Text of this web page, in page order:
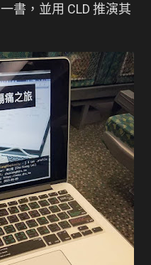
一書，並用 CLD 推演其